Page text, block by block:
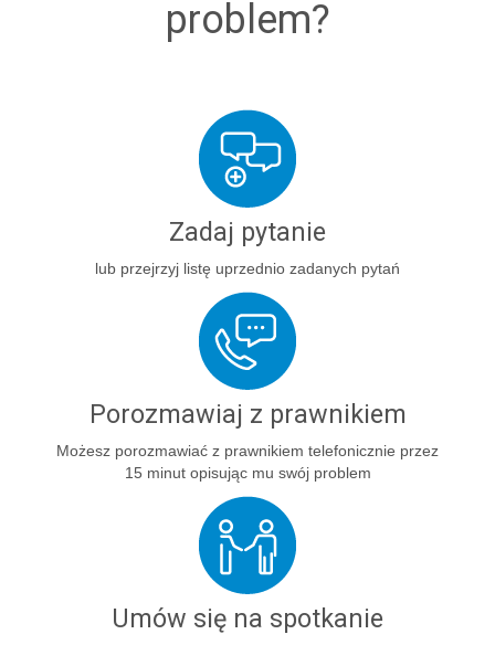
problem?
Zadaj pytanie
lub przejrzyj listę uprzednio zadanych pytań
Porozmawiaj z prawnikiem
Możesz porozmawiać z prawnikiem telefonicznie przez
15 minut opisując mu swój problem
Umów się na spotkanie